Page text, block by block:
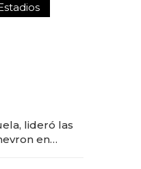
lideró las
en